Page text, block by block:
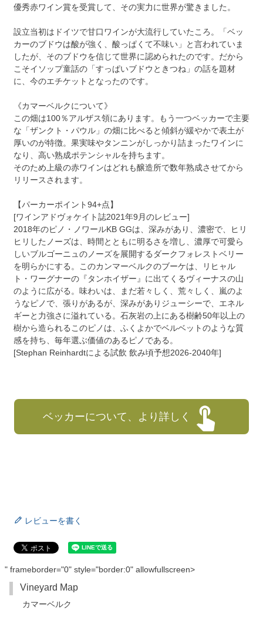
優秀赤ワイン賞を受賞して、その実力に世界が驚きました。
設立当初はドイツで甘口ワインが大流行していたころ。「ベッ
カーのブドウは酸が強く、酸っぱくて不味い」と言われていま
したが、そのブドウを信じて世界に認められたのです。だから
こそイソップ童話の「すっぱいブドウときつね」の話を題材
に、今のエチケットとなったのです。
《カマーベルクについて》
この畑は100％アルザス領にあります。もう一つベッカーで主要
な「ザンクト・パウル」の畑に比べると傾斜が緩やかで表土が
厚いのが特徴。果実味やタンニンがしっかり詰まったワインに
なり、高い熟成ポテンシャルを持ちます。
そのため上級の赤ワインはどれも醸造所で数年熟成させてから
リリースされます。
【パーカーポイント94+点】
[ワインアドヴォケイト誌2021年9月のレビュー]
2018年のピノ・ノワールKB GGは、深みがあり、濃密で、ヒリ
ヒリしたノーズは、時間とともに明るさを増し、濃厚で可愛ら
しいブルゴーニュのノーズを展開するダークフォレストベリー
を明らかにする。このカンマーベルクのブーケは、リヒャル
ト・ワーグナーの『タンホイザー』に出てくるヴィーナスの山
のように広がる。味わいは、まだ若々しく、荒々しく、嵐のよ
うなピノで、張りがあるが、深みがありジューシーで、エネル
ギーと力強さに溢れている。石灰岩の上にある樹齢50年以上の
樹から造られるこのピノは、ふくよかでベルベットのような質
感を持ち、毎年選ぶ価値のあるピノである。
[Stephan Reinhardtによる試飲 飲み頃予想2026-2040年]
ベッカーについて、より詳しく
レビューを書く
" frameborder="0" style="border:0" allowfullscreen>
Vineyard Map
カマーベルク